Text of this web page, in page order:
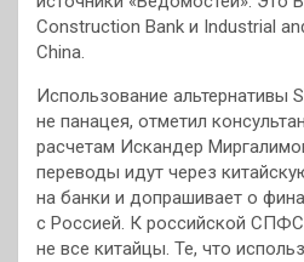
Construction Bank и Industrial
China.
Использование альтернативы
не панацея, отметил
расчетам Искандер
переводы идут через
на банки и допрашивает о
с Россией. К российской
не все китайцы. Те, что